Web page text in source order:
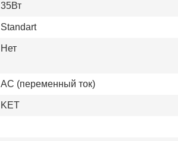
35Вт
Standart
Нет
AC (переменный ток)
KET